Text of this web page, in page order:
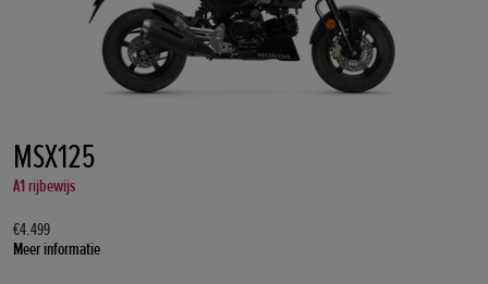
MSX125
A1 rijbewijs
€4.499
Meer informatie